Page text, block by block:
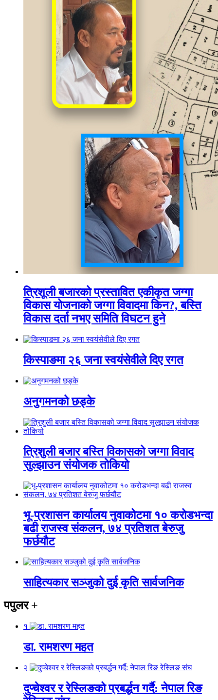
त्रिशूली बजारको प्रस्तावित एकीकृत जग्गा
विकास योजनाको जग्गा विवादमा किन?, बस्ति
विकास दर्ता नभए समिति विघटन हुने
किस्पाङमा २६ जना स्वयंसेवीले दिए रगत
अनुगमनको छड्के
त्रिशुली बजार बस्ति विकासको जग्गा विवाद
सुल्झाउन संयोजक तोकियो
भू-प्रशासन कार्यालय नुवाकोटमा १० करोडभन्दा
बढी राजस्व संकलन, ७४ प्रतिशत बेरुजु
फर्छयौट
साहित्यकार सञ्जुको दुई कृति सार्वजनिक
पपुलर+
१
डा. रामशरण महत
२
दुप्चेश्वर र रेस्लिङको प्रबर्द्धन गर्दै: नेपाल रिङ